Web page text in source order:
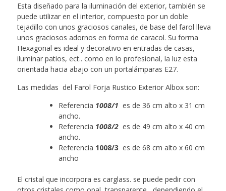
Esta diseñado para la iluminación del exterior, también se
puede utilizar en el interior, compuesto por un doble
tejadillo con unos graciosos canales, de base del farol lleva
unos graciosos adornos en forma de caracol. Su forma
Hexagonal es ideal y decorativo en entradas de casas,
iluminar patios, ect.. como en lo profesional, la luz esta
orientada hacia abajo con un portalámparas E27.
Las medidas del Farol Forja Rustico Exterior Albox son:
Referencia 1008/1 es de 36 cm alto x 31 cm
ancho.
Referencia 1008/2es de 49 cm alto x 40 cm
ancho.
Referencia 1008/3 es de 68 cm alto x 60 cm
ancho
El cristal que incorpora es carglass. se puede pedir con